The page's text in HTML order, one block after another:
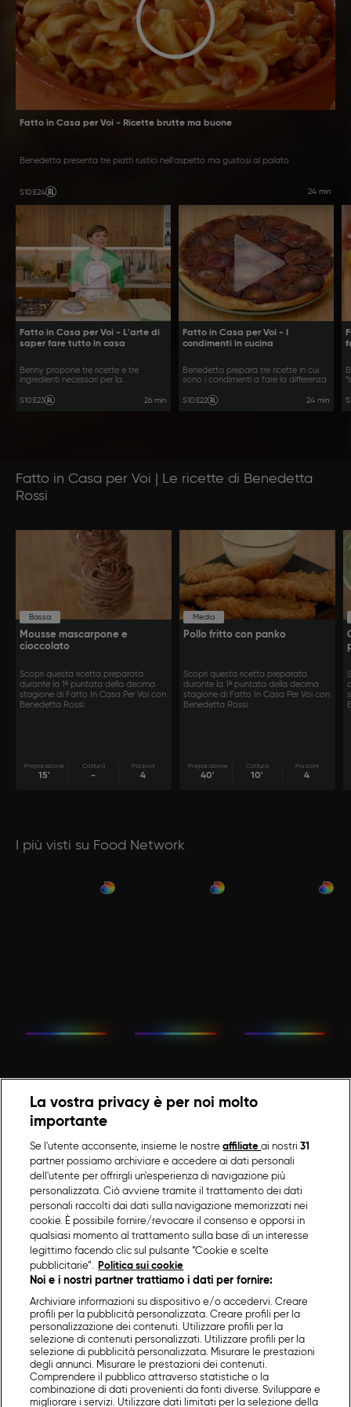
Fatto in Casa per Voi - Ricette brutte ma buone
Benedetta presenta tre piatti rustici nell’aspetto ma gustosi al palato
S10:E24 24 min
Fatto in Casa per Voi - L'arte di
saper fare tutto in casa
Benny propone tre ricette e tre
ingredienti necessari per la
S10:E23 26 min
Fatto in Casa per Voi - I
condimenti in cucina
Benedetta prepara tre ricette in cui
sono i condimenti a fare la differenza
S10:E22 24 min
Fatto in Casa per Voi | Le ricette di Benedetta
Rossi
Bassa
Mousse mascarpone e
cioccolato
Scopri questa ricetta preparata
durante la 1ª puntata della decima
stagione di Fatto In Casa Per Voi con
Benedetta Rossi.
Preparazione
15'
Cottura
-
Porzioni
4
Media
Pollo fritto con panko
Scopri questa ricetta preparata
durante la 1ª puntata della decima
stagione di Fatto In Casa Per Voi con
Benedetta Rossi.
Preparazione
40'
Cottura
10'
Porzioni
4
I più visti su Food Network
La vostra privacy è per noi molto
importante
Se l'utente acconsente, insieme le nostreaffiliateai nostri31
partner possiamo archiviare e accedere ai dati personali
dell'utente per offrirgli un'esperienza di navigazione più
personalizzata. Ciò avviene tramite il trattamento dei dati
personali raccolti dai dati sulla navigazione memorizzati nei
cookie. È possibile fornire/revocare il consenso e opporsi in
qualsiasi momento al trattamento sulla base di un interesse
legittimo facendo clic sul pulsante “Cookie e scelte
pubblicitarie”.
Politica sui cookie
Noi e i nostri partner trattiamo i dati per fornire:
Archiviare informazioni su dispositivo e/o accedervi. Creare
profili per la pubblicità personalizzata. Creare profili per la
personalizzazione dei contenuti. Utilizzare profili per la
selezione di contenuti personalizzati. Utilizzare profili per la
selezione di pubblicità personalizzata. Misurare le prestazioni
degli annunci. Misurare le prestazioni dei contenuti.
Comprendere il pubblico attraverso statistiche o la
combinazione di dati provenienti da fonti diverse. Sviluppare e
migliorare i servizi. Utilizzare dati limitati per la selezione della